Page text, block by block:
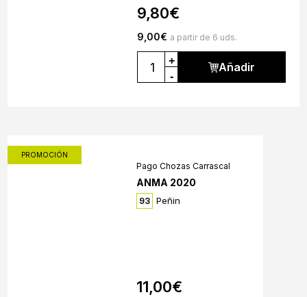
9,80€
9,00€ a partir de 6 uds.
+
-
Añadir
PROMOCIÓN
Pago Chozas Carrascal
ANMA 2020
93 Peñin
11,00€